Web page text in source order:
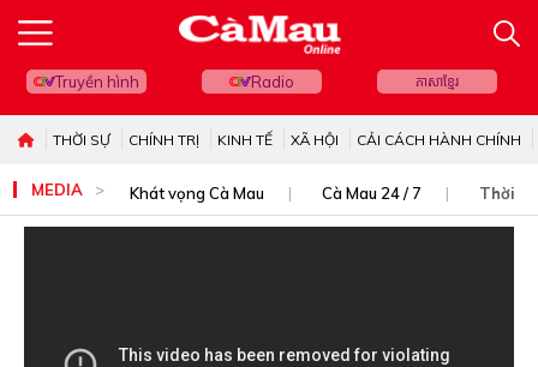
Truyền hình Radio ភាសាខ្មែរ
THỜI SỰ CHÍNH TRỊ KINH TẾ XÃ HỘI CẢI CÁCH HÀNH CHÍNH
MEDIA Khát vọng Cà Mau Cà Mau 24 / 7 Thời sự